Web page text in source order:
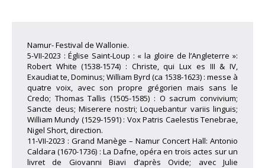
Namur- Festival de Wallonie.
5-VII-2023 : Église Saint-Loup : « la gloire de l’Angleterre »:
Robert White (1538-1574) : Christe, qui Lux es III & IV,
Exaudiat te, Dominus; William Byrd (ca 1538-1623) : messe à
quatre voix, avec son propre grégorien mais sans le
Credo; Thomas Tallis (1505-1585) : O sacrum convivium;
Sancte deus; Miserere nostri; Loquebantur variis linguis;
William Mundy (1529-1591) : Vox Patris Caelestis Tenebrae,
Nigel Short, direction.
11-VII-2023 : Grand Manège – Namur Concert Hall: Antonio
Caldara (1670-1736) : La Dafne, opéra en trois actes sur un
livret de Giovanni Biavi d’après Ovide; avec Julie